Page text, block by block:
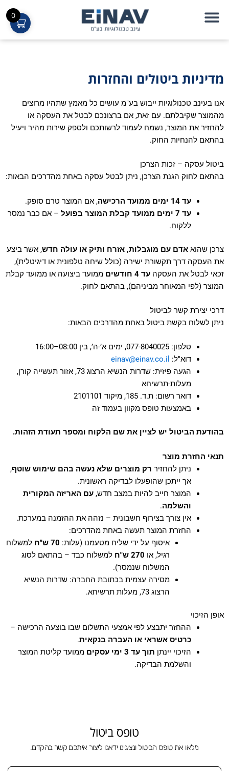
לתוכן
מדיניות ביטולים והחזרות
אנו בעינב טכנולוגיות ייבוש בע"מ עושים כל מאמץ שתהיו מרוצים
מהמוצר שקיבלתם. עם זאת, אם ברצונכם לבטל את העסקה או
להחזיר את המוצר, נשמח לעמוד לרשותכם ולספק שירות מהיר ויעיל
בהתאם להנחיות החוק.
ביטול עסקה – זכות הצרכן
בהתאם לחוק הגנת הצרכן, ניתן לבטל עסקה באחת מהדרכים הבאות:
עד 14 ימים ממועד הרכישה
, אם המוצר טרם סופק.
עד 7 ימים ממועד קבלת המוצר בפועל
– אם כבר נמסר
ללקוח.
צרכן שהוא אדם עם מוגבלות, אזרח ותיק או עולה חדש, אשר ביצע
את העסקה דרך תקשורת ישירה (כולל שיחה טלפונית או דיגיטלית),
זכאי לבטל את העסקה עד 4 חודשים
ממועד ביצועה או ממועד קבלת
המוצר (לפי המאוחר מביניהם), בהתאם לחוק.
דרכי יצירת קשר לביטול
ניתן לשלוח בקשת ביטול באחת מהדרכים הבאות:
טלפון: ‎077-8040025, ימים א’-ה’, בין 08:00–16:00
דוא"ל: einav@einav.co.il
הגעה פיזית: שדרות הנשיא הרצוג 73, אזור תעשייה קורן,
מעלות-תרשיחא
דואר רשום: ת.ד. 185, מיקוד 2101101
באמצעות טופס מקוון בעמוד זה
בהודעת הביטול יש לציין את שם הלקוח ומספר תעודת הזהות.
תנאי החזרת מוצר
ניתן להחזיר רק מוצרים שלא נעשה בהם שימוש שוטף,
אך ייתכן שהופעלו לבדיקה ראשונית.
המוצר חייב להיות במצב חדש, עם האריזה המקורית
והשלמה.
אין צורך בצירוף חשבונית – נזהה את ההזמנה במערכת.
החזרת המוצר תעשה באחת מהדרכים:
איסוף על ידי שליח מטעמנו (עלות: 70 ש"ח
למשלוח
רגיל, או 270 ש"ח
למשלוח כבד – בהתאם לסוג
המשלוח שנמסר).
מסירה עצמית בכתובת החברה: שדרות הנשיא
הרצוג 73, מעלות תרשיחא.
אופן הזיכוי
ההחזר יתבצע לפי אמצעי התשלום שבו בוצעה הרכישה –
כרטיס אשראי או העברה בנקאית.
הזיכוי יינתן תוך עד 3 ימי עסקים
ממועד קליטת המוצר
והשלמת הבדיקה.
טופס ביטול
מלאו את טופס הביטול ונציגינו ידאגו ליצור איתכם קשר בהקדם.
0